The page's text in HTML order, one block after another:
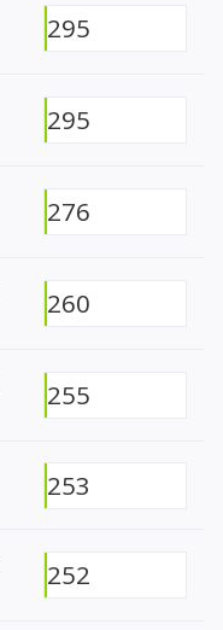
295
295
276
260
255
253
252